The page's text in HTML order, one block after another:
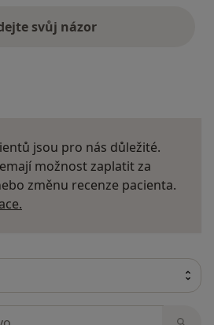
svůj názor
jsou pro nás důležité.
možnost zaplatit za
změnu recenze pacienta.